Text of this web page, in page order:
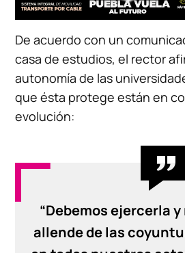
De acuerdo con un
casa de estudios, el rector
autonomía de las
que ésta protege están en
evolución:
“Debemos ejercerla
allende de las